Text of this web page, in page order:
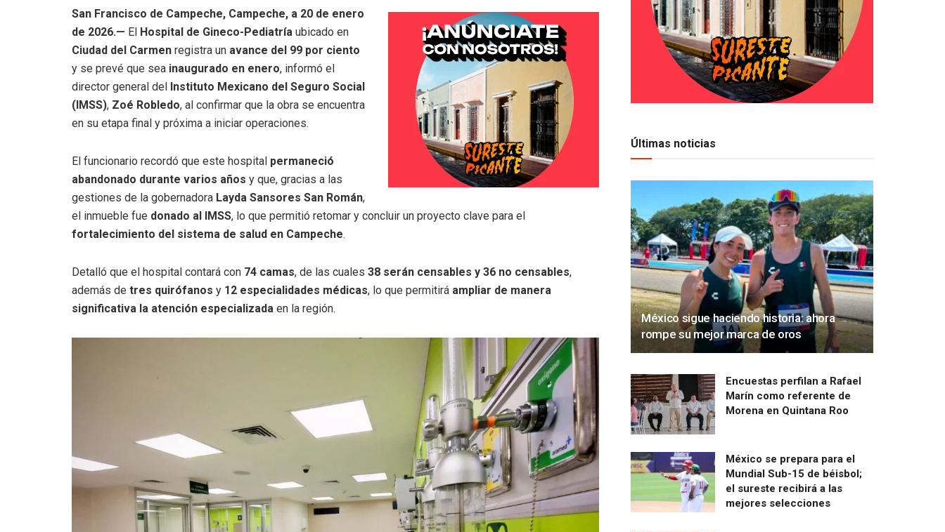
San Francisco de Campeche, Campeche, a 20 de enero
de 2026.— El Hospital de Gineco-Pediatría ubicado en
Ciudad del Carmen registra un avance del 99 por ciento
y se prevé que sea inaugurado en enero, informó el
director general del Instituto Mexicano del Seguro Social
(IMSS), Zoé Robledo, al confirmar que la obra se encuentra
en su etapa final y próxima a iniciar operaciones.
El funcionario recordó que este hospital permaneció
abandonado durante varios años y que, gracias a las
gestiones de la gobernadora Layda Sansores San Román,
el inmueble fue donado al IMSS, lo que permitió retomar y concluir un proyecto clave para el
fortalecimiento del sistema de salud en Campeche.
Detalló que el hospital contará con 74 camas, de las cuales 38 serán censables y 36 no censables,
además de tres quirófanos y 12 especialidades médicas, lo que permitirá ampliar de manera
significativa la atención especializada en la región.
Últimas noticias
México sigue haciendo historia: ahora
rompe su mejor marca de oros
Encuestas perfilan a Rafael
Marín como referente de
Morena en Quintana Roo
México se prepara para el
Mundial Sub-15 de béisbol;
el sureste recibirá a las
mejores selecciones